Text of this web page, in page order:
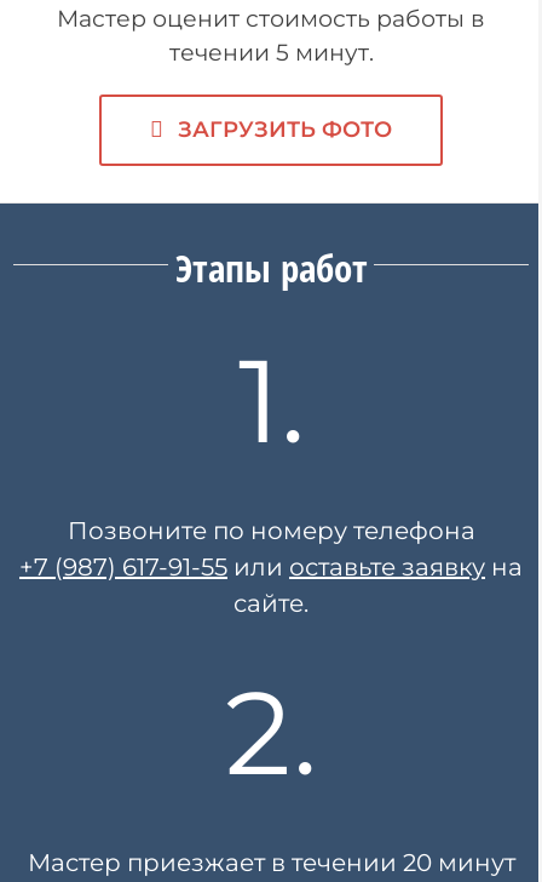
Мастер оценит стоимость работы в
течении 5 минут.
ЗАГРУЗИТЬ ФОТО
Этапы работ
1.
Позвоните по номеру телефона
+7 (987) 617-91-55 или оставьте заявку на
сайте.
2.
Мастер приезжает в течении 20 минут